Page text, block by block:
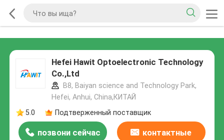
Hefei Hawit Optoelectronic Technology
Co.,Ltd
B8, Baiyan science and Technology Park,
Hefei, Anhui, China,КИТАЙ
5.0
Подтверженный поставщик
позвони сейчас контактные